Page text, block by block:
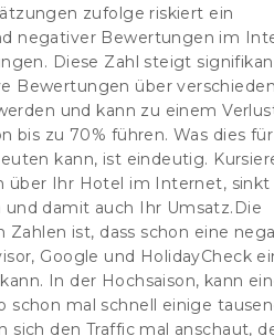
zufolge riskiert ein
negativer Bewertungen im
Diese Zahl steigt
Bewertungen über
und kann zu einem
bis zu 70% führen. Was dies
kann, ist eindeutig.
über Ihr Hotel im Internet, sinkt
damit auch Ihr Umsatz.Die
Zahlen ist, dass schon eine
Google und HolidayCheck
In der Hochsaison, kann
schon mal schnell einige
sich den Traffic mal anschaut,